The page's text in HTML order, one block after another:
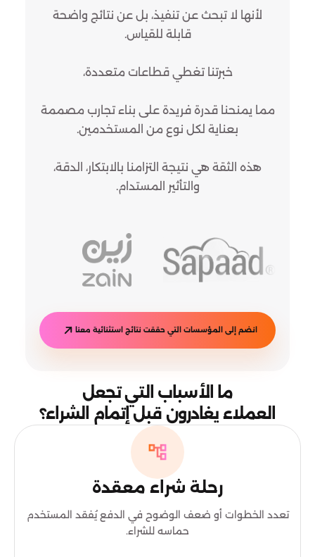
لأنها لا تبحث عن تنفيذ، بل عن نتائج واضحة
قابلة للقياس.
خبرتنا تغطي قطاعات متعددة،
مما يمنحنا قدرة فريدة على بناء تجارب مصممة
بعناية لكل نوع من المستخدمين.
هذه الثقة هي نتيجة التزامنا بالابتكار، الدقة،
والتأثير المستدام.
انضم إلى المؤسسات التي حققت نتائج استثنائية معنا
ما الأسباب التي تجعل
العملاء يغادرون قبل إتمام الشراء؟
رحلة شراء معقدة
تعدد الخطوات أو ضعف الوضوح في الدفع يُفقد المستخدم
حماسه للشراء.